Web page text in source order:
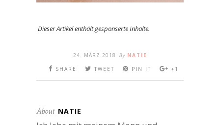
Dieser Artikel enthält gesponserte Inhalte.
24. MÄRZ 2018 By NATIE
SHARE
TWEET PIN IT +1
About NATIE